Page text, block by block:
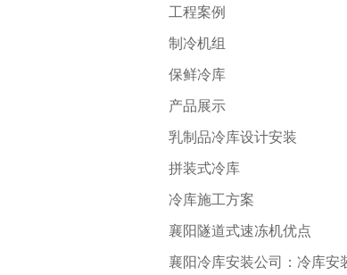
工程案例
制冷机组
保鲜冷库
产品展示
乳制品冷库设计安装
拼装式冷库
冷库施工方案
襄阳隧道式速冻机优点
襄阳冷库安装公司：冷库安